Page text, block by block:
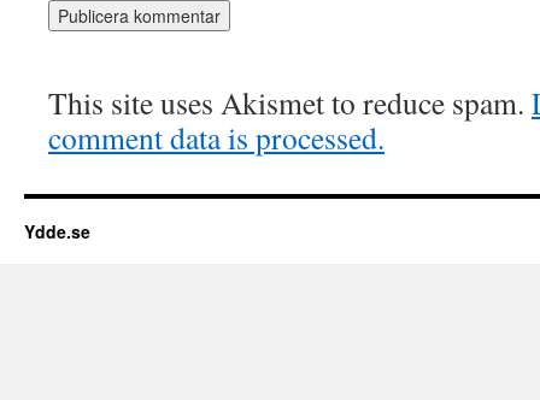
This site uses Akismet to reduce spam.
comment data is processed.
Ydde.se